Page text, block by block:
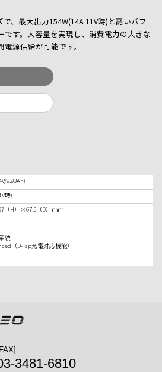
、最大出力154W(14A 11V時)と高いパフ
です。大容量を実現し、消費電力の大きな
源供給が可能です。
9.93Ah)
時)
（H）×67.5（D）ｍｍ
統
（D-Tap充電対応機能）
[FAX]
3481-6810